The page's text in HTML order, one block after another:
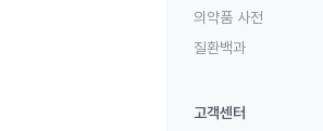
의약품 사전
질환백과
고객센터